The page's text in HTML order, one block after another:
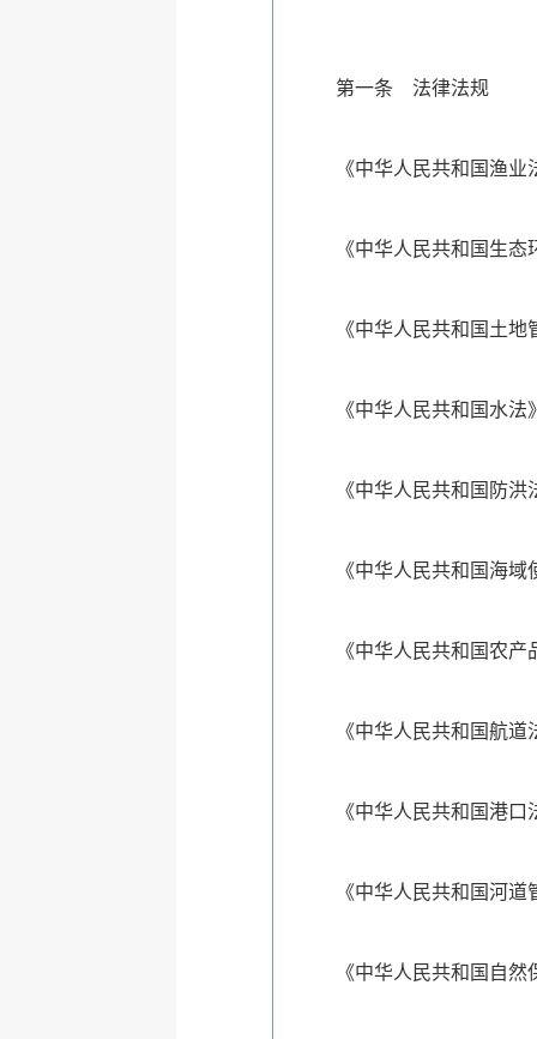
第一条 法律法规
《中华人民共和国渔业
《中华人民共和国生
《中华人民共和国土
《中华人民共和国水法
《中华人民共和国防洪
《中华人民共和国海
《中华人民共和国农
《中华人民共和国航道
《中华人民共和国港口
《中华人民共和国河
《中华人民共和国自